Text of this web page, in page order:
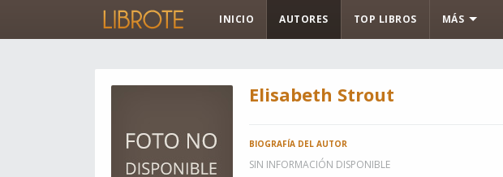
INICIO AUTORES TOP LIBROS MÁS
Elisabeth Strout
BIOGRAFÍA DEL AUTOR
SIN INFORMACIÓN DISPONIBLE